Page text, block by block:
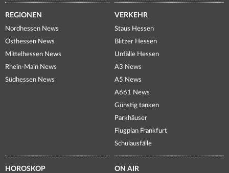
REGIONEN
Nordhessen News
Osthessen News
Mittelhessen News
Rhein-Main News
Südhessen News
VERKEHR
Staus Hessen
Blitzer Hessen
Unfälle Hessen
A3 News
A5 News
A661 News
Günstig tanken
Parkhäuser
Flugplan Frankfurt
Schulausfälle
HOROSKOP ON AIR